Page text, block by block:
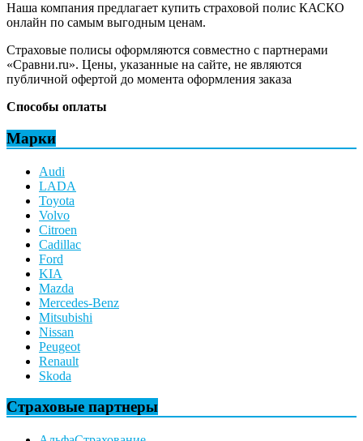
Наша компания предлагает купить страховой полис КАСКО
онлайн по самым выгодным ценам.
Страховые полисы оформляются совместно с партнерами
«Сравни.ru». Цены, указанные на сайте, не являются
публичной офертой до момента оформления заказа
Способы оплаты
Марки
Audi
LADA
Toyota
Volvo
Citroen
Cadillac
Ford
KIA
Mazda
Mercedes-Benz
Mitsubishi
Nissan
Peugeot
Renault
Skoda
Страховые партнеры